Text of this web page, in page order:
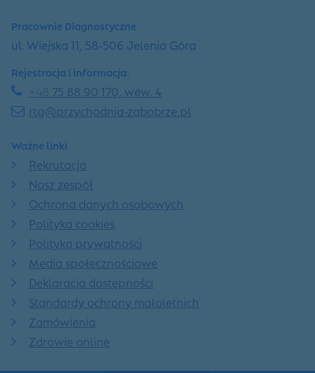
Pracownie Diagnostyczne
ul. Wiejska 11, 58-506 Jelenia Góra
Rejestracja i informacja:
+48 75 88 90 170, wew. 4
rtg@przychodnia-zabobrze.pl
Ważne linki
Rekrutacja
Nasz zespół
Ochrona danych osobowych
Polityka cookies
Polityka prywatności
Media społecznościowe
Deklaracja dostępności
Standardy ochrony małoletnich
Zamówienia
Zdrowie online